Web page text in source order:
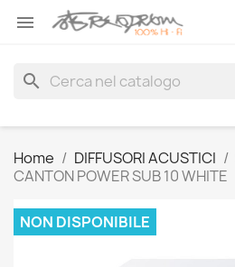

search
Home DIFFUSORI ACUSTICI
CANTON POWER SUB 10 WHITE
NON DISPONIBILE